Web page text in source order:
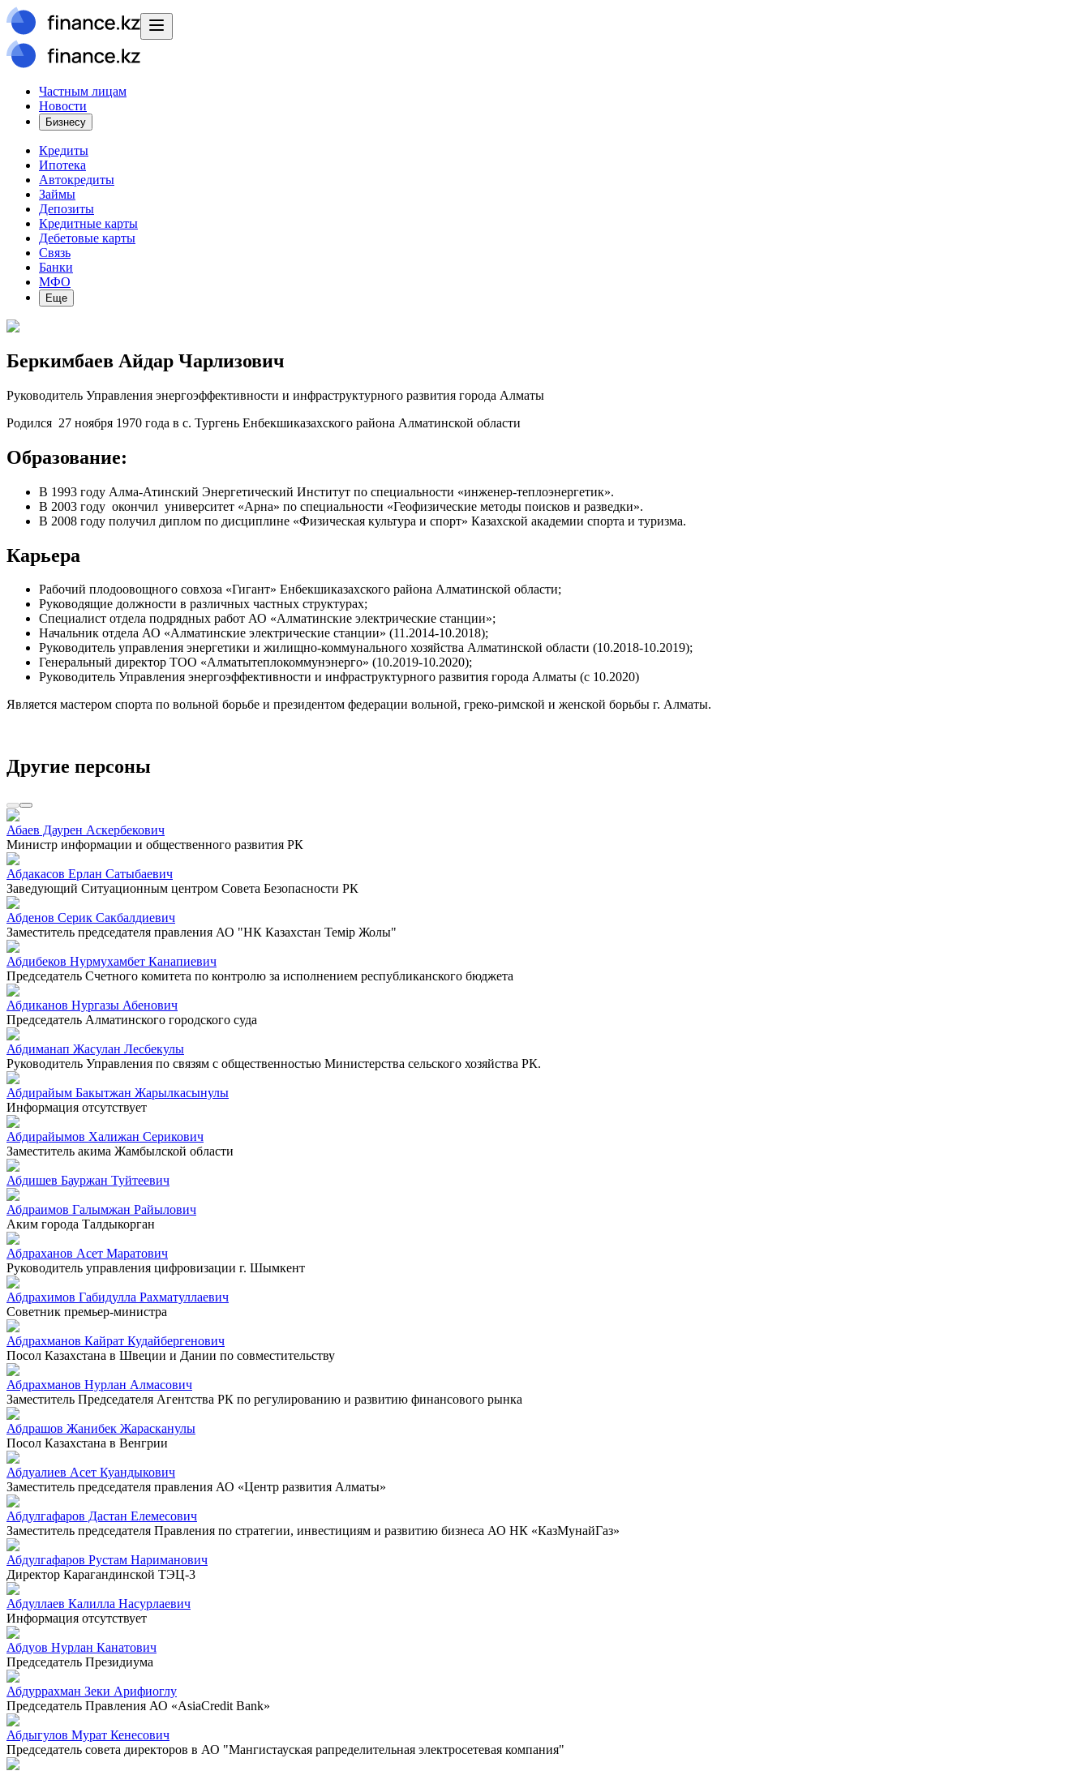
Частным лицам
Новости
Бизнесу
Кредиты
Ипотека
Автокредиты
Займы
Депозиты
Кредитные карты
Дебетовые карты
Связь
Банки
МФО
Еще
Беркимбаев Айдар Чарлизович
Руководитель Управления энергоэффективности и инфраструктурного развития города Алматы
Родился 27 ноября 1970 года в с. Тургень Енбекшиказахского района Алматинской области
Образование:
В 1993 году Алма-Атинский Энергетический Институт по специальности «инженер-теплоэнергетик».
В 2003 году окончил университет «Арна» по специальности «Геофизические методы поисков и разведки».
В 2008 году получил диплом по дисциплине «Физическая культура и спорт» Казахской академии спорта и туризма.
Карьера
Рабочий плодоовощного совхоза «Гигант» Енбекшиказахского района Алматинской области;
Руководящие должности в различных частных структурах;
Специалист отдела подрядных работ АО «Алматинские электрические станции»;
Начальник отдела АО «Алматинские электрические станции» (11.2014-10.2018);
Руководитель управления энергетики и жилищно-коммунального хозяйства Алматинской области (10.2018-10.2019);
Генеральный директор ТОО «Алматытеплокоммунэнерго» (10.2019-10.2020);
Руководитель Управления энергоэффективности и инфраструктурного развития города Алматы (с 10.2020)
Является мастером спорта по вольной борьбе и президентом федерации вольной, греко-римской и женской борьбы г. Алматы.
Другие персоны
Абаев Даурен Аскербекович
Министр информации и общественного развития РК
Абдакасов Ерлан Сатыбаевич
Заведующий Ситуационным центром Совета Безопасности РК
Абденов Серик Сакбалдиевич
Заместитель председателя правления АО "НК Казахстан Темiр Жолы"
Абдибеков Нурмухамбет Канапиевич
Председатель Счетного комитета по контролю за исполнением республиканского бюджета
Абдиканов Нургазы Абенович
Председатель Алматинского городского суда
Абдиманап Жасулан Лесбекулы
Руководитель Управления по связям с общественностью Министерства сельского хозяйства РК.
Абдирайым Бакытжан Жарылкасынулы
Информация отсутствует
Абдирайымов Халижан Серикович
Заместитель акима Жамбылской области
Абдишев Бауржан Туйтеевич
Абдраимов Галымжан Райылович
Аким города Талдыкорган
Абдраханов Асет Маратович
Руководитель управления цифровизации г. Шымкент
Абдрахимов Габидулла Рахматуллаевич
Советник премьер-министра
Абдрахманов Кайрат Кудайбергенович
Посол Казахстана в Швеции и Дании по совместительству
Абдрахманов Нурлан Алмасович
Заместитель Председателя Агентства РК по регулированию и развитию финансового рынка
Абдрашов Жанибек Жарасканулы
Посол Казахстана в Венгрии
Абдуалиев Асет Куандыкович
Заместитель председателя правления АО «Центр развития Алматы»
Абдулгафаров Дастан Елемесович
Заместитель председателя Правления по стратегии, инвестициям и развитию бизнеса АО НК «КазМунайГаз»
Абдулгафаров Рустам Нариманович
Директор Карагандинской ТЭЦ-3
Абдуллаев Калилла Насурлаевич
Информация отсутствует
Абдуов Нурлан Канатович
Председатель Президиума
Абдуррахман Зеки Арифиоглу
Председатель Правления АО «AsiaCredit Bank»
Абдыгулов Мурат Кенесович
Председатель совета директоров в АО "Мангистауская рапределительная электросетевая компания"